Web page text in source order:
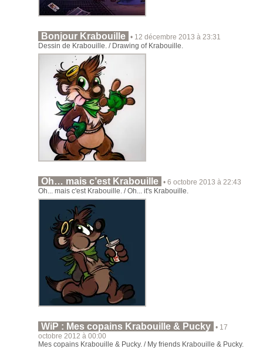
Bonjour Krabouille • 12 décembre 2013 à 23:31
Dessin de Krabouille. / Drawing of Krabouille.
Oh… mais c’est Krabouille • 6 octobre 2013 à 22:43
Oh... mais c'est Krabouille. / Oh... it's Krabouille.
WiP : Mes copains Krabouille & Pucky • 17
octobre 2012 à 00:00
Mes copains Krabouille & Pucky. / My friends Krabouille & Pucky.